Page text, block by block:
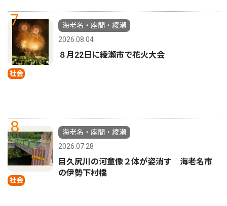
7
社会
海老名・座間・綾瀬
2026.08.04
８月22日に綾瀬市で花火大会
8
社会
海老名・座間・綾瀬
2026.07.28
目久尻川の河童像２体が姿消す 海老名市
の伊勢下村橋